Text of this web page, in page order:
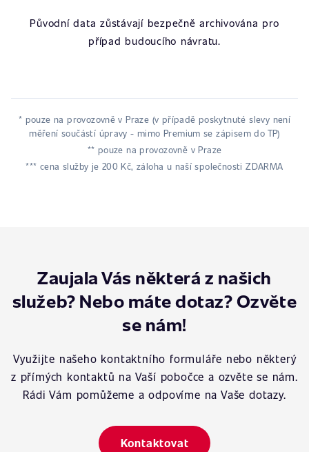
Původní data zůstávají bezpečně archivována pro
případ budoucího návratu.
* pouze na provozovně v Praze (v případě poskytnuté slevy není
měření součástí úpravy - mimo Premium se zápisem do TP)
** pouze na provozovně v Praze
*** cena služby je 200 Kč, záloha u naší společnosti ZDARMA
Zaujala Vás některá z našich
služeb? Nebo máte dotaz? Ozvěte
se nám!
Využijte našeho kontaktního formuláře nebo některý
z přímých kontaktů na Vaší pobočce a ozvěte se nám.
Rádi Vám pomůžeme a odpovíme na Vaše dotazy.
Kontaktovat